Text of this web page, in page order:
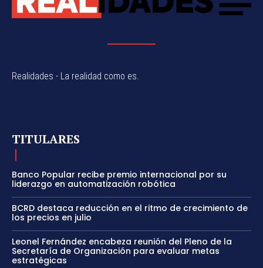
Realidades - La realidad como es.
TITULARES
Banco Popular recibe premio internacional por su
liderazgo en automatización robótica
BCRD destaca reducción en el ritmo de crecimiento de
los precios en julio
Leonel Fernández encabeza reunión del Pleno de la
Secretaría de Organización para evaluar metas
estratégicas